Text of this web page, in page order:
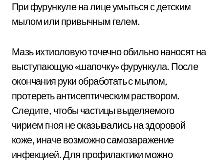
При фурункуле на лице умыться с детским
мылом или привычным гелем.
Мазь ихтиоловую точечно обильно наносят на
выступающую «шапочку» фурункула. После
окончания руки обработать с мылом,
протереть антисептическим раствором.
Следите, чтобы частицы выделяемого
чирием гноя не оказывались на здоровой
коже, иначе возможно самозаражение
инфекцией. Для профилактики можно